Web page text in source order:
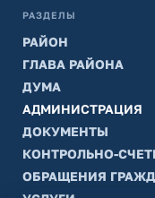
РАЗДЕЛЫ
РАЙОН
ГЛАВА РАЙОНА
ДУМА
АДМИНИСТРАЦИЯ
ДОКУМЕНТЫ
КОНТРОЛЬНО-
ОБРАЩЕНИЯ